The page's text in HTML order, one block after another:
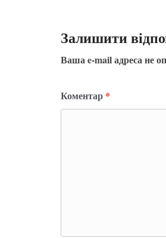
Залишити
Ваша e-mail адреса не
Коментар *